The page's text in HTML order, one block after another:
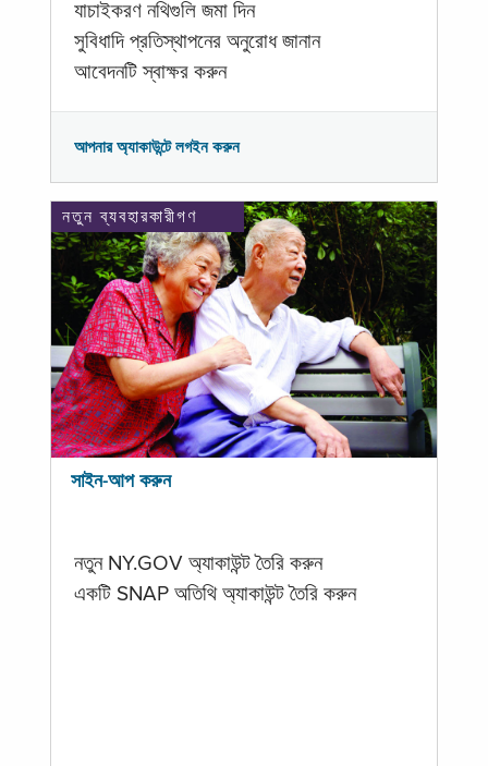
যাচাইকরণ নথিগুলি জমা দিন
সুবিধাদি প্রতিস্থাপনের অনুরোধ জানান
আবেদনটি স্বাক্ষর করুন
আপনার অ্যাকাউন্টে লগইন করুন
নতুন ব্যবহারকারীগণ
সাইন-আপ করুন
নতুন NY.GOV অ্যাকাউন্ট তৈরি করুন
একটি SNAP অতিথি অ্যাকাউন্ট তৈরি করুন